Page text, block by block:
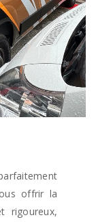
offrir la
rigoureux,